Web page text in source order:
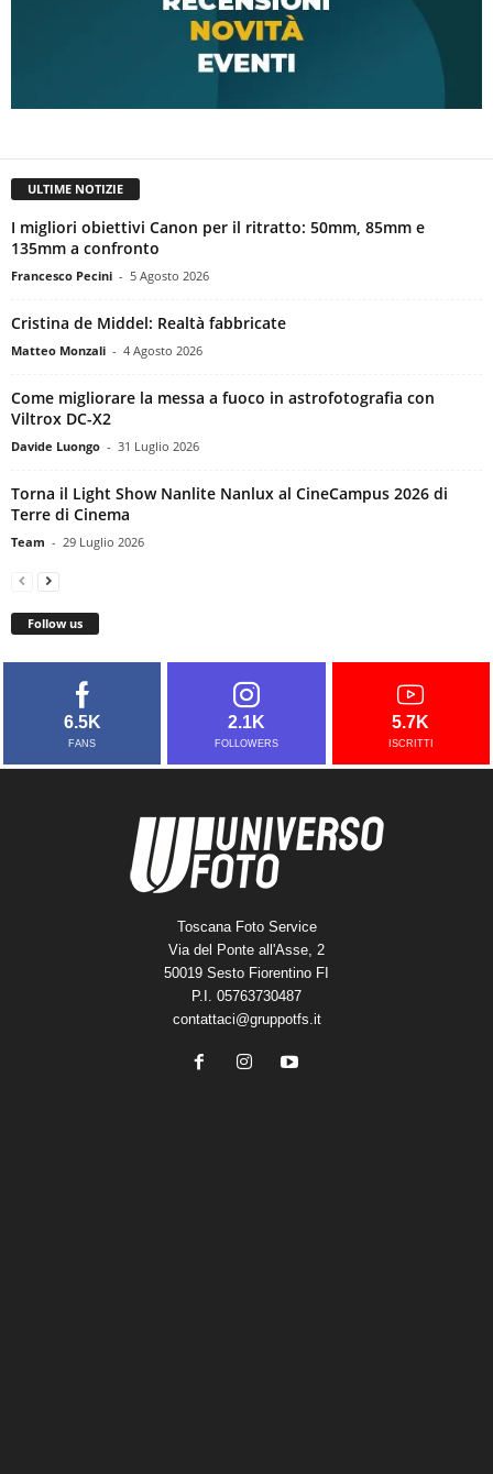
ULTIME NOTIZIE
I migliori obiettivi Canon per il ritratto: 50mm, 85mm e
135mm a confronto
Francesco Pecini - 5 Agosto 2026
Cristina de Middel: Realtà fabbricate
Matteo Monzali - 4 Agosto 2026
Come migliorare la messa a fuoco in astrofotografia con
Viltrox DC-X2
Davide Luongo - 31 Luglio 2026
Torna il Light Show Nanlite Nanlux al CineCampus 2026 di
Terre di Cinema
Team - 29 Luglio 2026
Follow us
6.5K
FANS
2.1K
FOLLOWERS
5.7K
ISCRITTI
Toscana Foto Service
Via del Ponte all'Asse, 2
50019 Sesto Fiorentino FI
P.I. 05763730487
contattaci@gruppotfs.it